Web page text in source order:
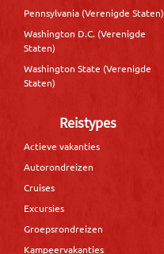
Pennsylvania (Verenigde Staten)
Washington D.C. (Verenigde
Staten)
Washington State (Verenigde
Staten)
Reistypes
Actieve vakanties
Autorondreizen
Cruises
Excursies
Groepsrondreizen
Kampeervakanties